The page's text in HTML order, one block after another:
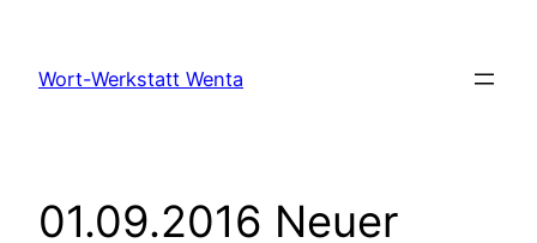
springen
Wort-Werkstatt Wenta
01.09.2016 Neuer